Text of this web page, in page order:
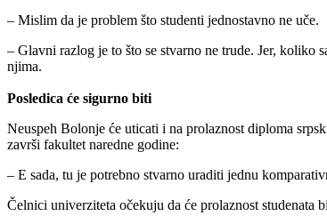
– Mislim da je problem što studenti jednostavno ne uče.
– Glavni razlog je to što se stvarno ne trude. Jer, koliko
njima.
Posledica će sigurno biti
Neuspeh Bolonje će uticati i na prolaznost diploma
završi fakultet naredne godine:
– E sada, tu je potrebno stvarno uraditi jednu
Čelnici univerziteta očekuju da će prolaznost studenata